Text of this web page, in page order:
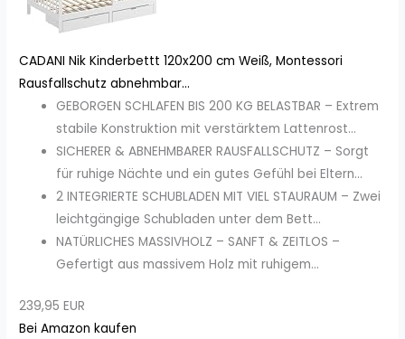
CADANI Nik Kinderbettt 120x200 cm Weiß, Montessori
Rausfallschutz abnehmbar...
GEBORGEN SCHLAFEN BIS 200 KG BELASTBAR – Extrem
stabile Konstruktion mit verstärktem Lattenrost...
SICHERER & ABNEHMBARER RAUSFALLSCHUTZ – Sorgt
für ruhige Nächte und ein gutes Gefühl bei Eltern...
2 INTEGRIERTE SCHUBLADEN MIT VIEL STAURAUM – Zwei
leichtgängige Schubladen unter dem Bett...
NATÜRLICHES MASSIVHOLZ – SANFT & ZEITLOS –
Gefertigt aus massivem Holz mit ruhigem...
239,95 EUR
Bei Amazon kaufen